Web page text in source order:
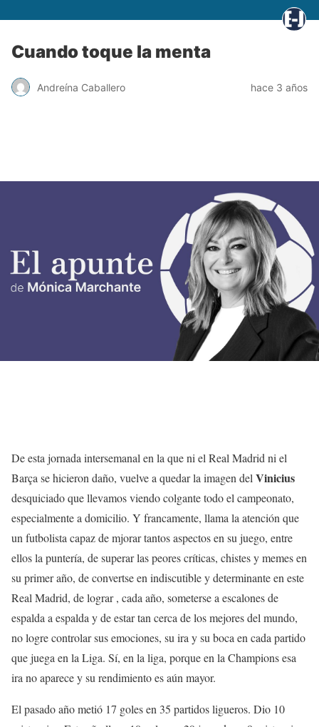
Cuando toque la menta
Andreína Caballero hace 3 años
De esta jornada intersemanal en la que ni el Real Madrid ni el
Barça se hicieron daño, vuelve a quedar la imagen del Vinicius
desquiciado que llevamos viendo colgante todo el campeonato,
especialmente a domicilio. Y francamente, llama la atención que
un futbolista capaz de mjorar tantos aspectos en su juego, entre
ellos la puntería, de superar las peores críticas, chistes y memes en
su primer año, de convertse en indiscutible y determinante en este
Real Madrid, de lograr , cada año, someterse a escalones de
espalda a espalda y de estar tan cerca de los mejores del mundo,
no logre controlar sus emociones, su ira y su boca en cada partido
que juega en la Liga. Sí, en la liga, porque en la Champions esa
ira no aparece y su rendimiento es aún mayor.
El pasado año metió 17 goles en 35 partidos ligueros. Dio 10